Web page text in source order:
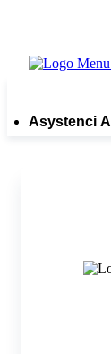
Asystenci AI